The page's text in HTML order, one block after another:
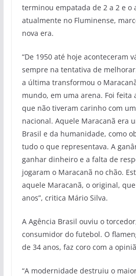
terminou empatada de 2 a 2 e o
atualmente no Fluminense,
nova era.
“De 1950 até hoje aconteceram
sempre na tentativa de
a última transformou o
mundo, em uma arena. Foi feita
que não tiveram carinho com
nacional. Aquele Maracanã era
Brasil e da humanidade, como
tudo o que representava. A
ganhar dinheiro e a falta de
jogaram o Maracanã no chão.
aquele Maracanã, o original,
anos”, critica Mário Silva.
A Agência Brasil ouviu o
consumidor do futebol. O
de 34 anos, faz coro com a
“A modernidade destruiu o